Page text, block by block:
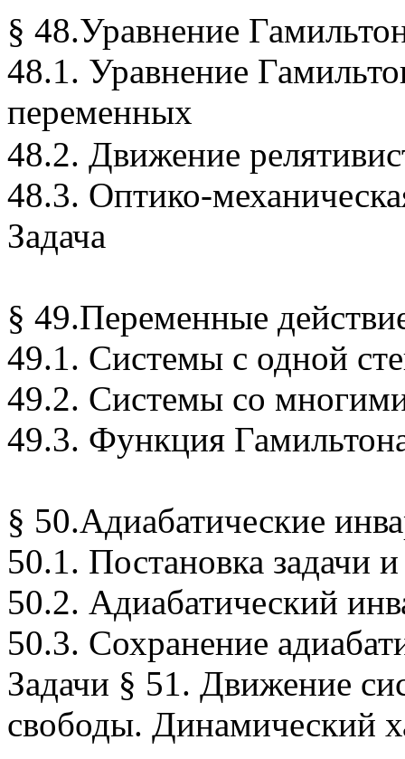
§ 48.Уравнение
48.1. Уравнение
переменных
48.2. Движение
48.3. Оптико-
Задача
§ 49.Переменные
49.1. Системы с одной
49.2. Системы со
49.3. Функция
§ 50.Адиабатические
50.1. Постановка задачи и
50.2. Адиабатический
50.3. Сохранение
Задачи § 51. Движение
свободы. Динамический